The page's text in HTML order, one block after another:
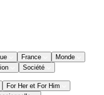
France
Monde
Société
For Her et For Him